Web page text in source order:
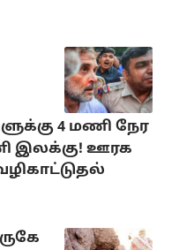
4 மணி நேர
இலக்கு! ஊரக